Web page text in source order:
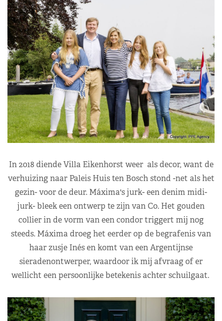
In 2018 diende Villa Eikenhorst weer als decor, want de
verhuizing naar Paleis Huis ten Bosch stond -net als het
gezin- voor de deur. Máxima's jurk- een denim midi-
jurk- bleek een ontwerp te zijn van Co. Het gouden
collier in de vorm van een condor triggert mij nog
steeds. Máxima droeg het eerder op de begrafenis van
haar zusje Inés en komt van een Argentijnse
sieradenontwerper, waardoor ik mij afvraag of er
wellicht een persoonlijke betekenis achter schuilgaat.